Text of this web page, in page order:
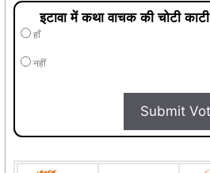
इटावा में कथा वाचक की चोटी
हाँ
नहीं
Submit